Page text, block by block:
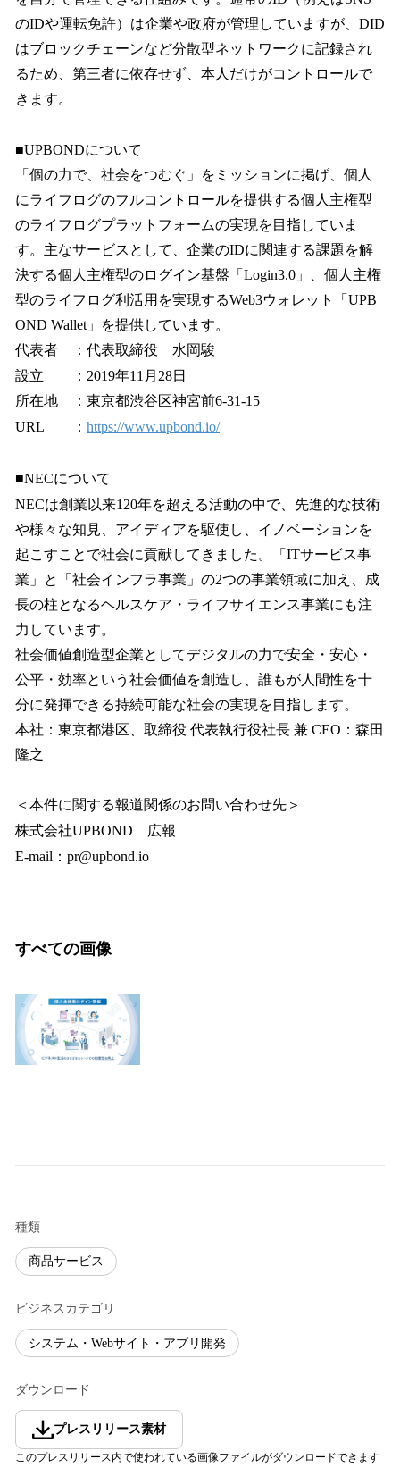
のIDや運転免許）は企業や政府が管理していますが、DID
はブロックチェーンなど分散型ネットワークに記録され
るため、第三者に依存せず、本人だけがコントロールで
きます。
■UPBONDについて
「個の力で、社会をつむぐ」をミッションに掲げ、個人
にライフログのフルコントロールを提供する個人主権型
のライフログプラットフォームの実現を目指していま
す。主なサービスとして、企業のIDに関連する課題を解
決する個人主権型のログイン基盤「Login3.0」、個人主権
型のライフログ利活用を実現するWeb3ウォレット「UPB
OND Wallet」を提供しています。
代表者 ：代表取締役 水岡駿
設立 ：2019年11月28日
所在地 ：東京都渋谷区神宮前6-31-15
URL ： https://www.upbond.io/
■NECについて
NECは創業以来120年を超える活動の中で、先進的な技術
や様々な知見、アイディアを駆使し、イノベーションを
起こすことで社会に貢献してきました。「ITサービス事
業」と「社会インフラ事業」の2つの事業領域に加え、成
長の柱となるヘルスケア・ライフサイエンス事業にも注
力しています。
社会価値創造型企業としてデジタルの力で安全・安心・
公平・効率という社会価値を創造し、誰もが人間性を十
分に発揮できる持続可能な社会の実現を目指します。
本社：東京都港区、取締役 代表執行役社長 兼 CEO：森田
隆之
＜本件に関する報道関係のお問い合わせ先＞
株式会社UPBOND 広報
E-mail：pr@upbond.io
すべての画像
種類
商品サービス
ビジネスカテゴリ
システム・Webサイト・アプリ開発
ダウンロード
プレスリリース素材
このプレスリリース内で使われている画像ファイルがダウンロードできます